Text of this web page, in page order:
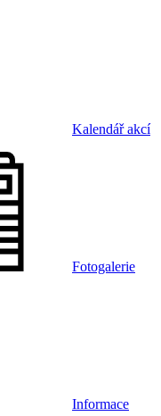
Kalendář akcí
Fotogalerie
Informace